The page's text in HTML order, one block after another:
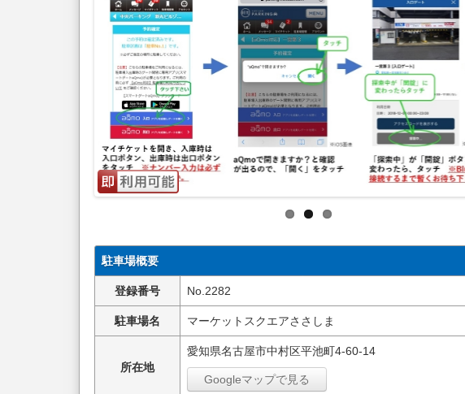
駐車場概要
登録番号 No.2282
駐車場名 マーケットスクエアささしま
所在地
愛知県名古屋市中村区平池町4-60-14
Googleマップで見る